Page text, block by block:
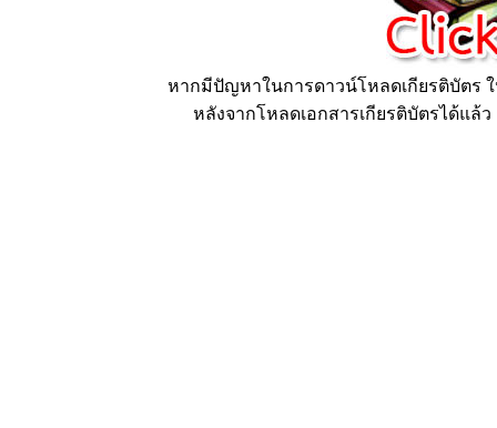
หากมีปัญหาในการดาวน์โหลดเกียรติบัตร
หลังจากโหลดเอกสารเกียรติบัตรได้แล้